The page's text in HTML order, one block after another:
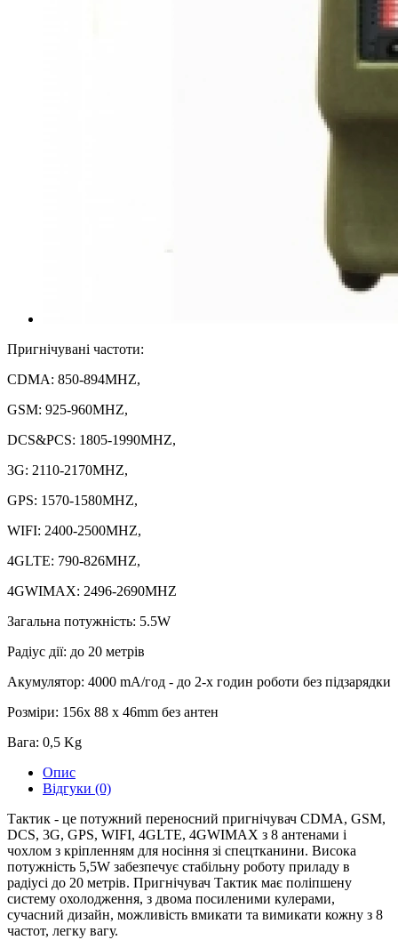
Пригнічувані частоти:
CDMA: 850-894MHZ,
GSM: 925-960MHZ,
DCS&PCS: 1805-1990MHZ,
3G: 2110-2170MHZ,
GPS: 1570-1580MHZ,
WIFI: 2400-2500MHZ,
4GLTE: 790-826MHZ,
4GWIMAX: 2496-2690MHZ
Загальна потужність: 5.5W
Радіус дії: до 20 метрів
Акумулятор: 4000 mA/год - до 2-х годин роботи без підзарядки
Розміри: 156x 88 x 46mm без антен
Вага: 0,5 Kg
Опис
Відгуки (0)
Тактик - це потужний переносний пригнічувач CDMA, GSM,
DCS, 3G, GPS, WIFI, 4GLTE, 4GWIMAX з 8 антенами і
чохлом з кріпленням для носіння зі спецтканини. Висока
потужність 5,5W забезпечує стабільну роботу приладу в
радіусі до 20 метрів. Пригнічувач Тактик має поліпшену
систему охолодження, з двома посиленими кулерами,
сучасний дизайн, можливість вмикати та вимикати кожну з 8
частот, легку вагу.